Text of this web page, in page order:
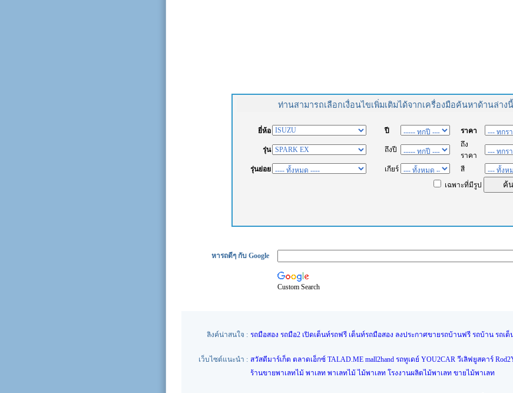
ท่านสามารถเลือกเงื่อนไขเพิ่มเติมได้จากเครื่องมือค้นหาด้านล่างนี้
ยี่ห้อ ปี ราคา
รุ่น ถึงปี
ถึง
ราคา
รุ่นย่อย
เกียร์
สี
เฉพาะที่มีรูป
หารถดีๆ กับ Google
Custom Search
ลิงค์น่าสนใจ : รถมือสอง รถมือ2 เปิดเต็นท์รถฟรี เต็นท์รถมือสอง ลงประกาศขายรถบ้านฟรี รถบ้าน รถเต็
เว็บไซต์แนะนำ : สวัสดีมาร์เก็ต ตลาดเอ็กซ์ TALAD.ME mall2hand รถทูเดย์ YOU2CAR วีเลิฟยูสคาร์
ร้านขายพาเลทไม้ พาเลท พาเลทไม้ ไม้พาเลท โรงงานผลิตไม้พาเลท ขายไม้พาเลท